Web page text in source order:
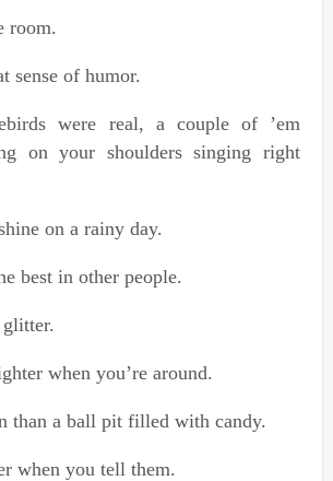
room.
sense of humor.
were real, a couple of ’em
on your shoulders singing right
on a rainy day.
best in other people.
when you’re around.
than a ball pit filled with candy.
when you tell them.